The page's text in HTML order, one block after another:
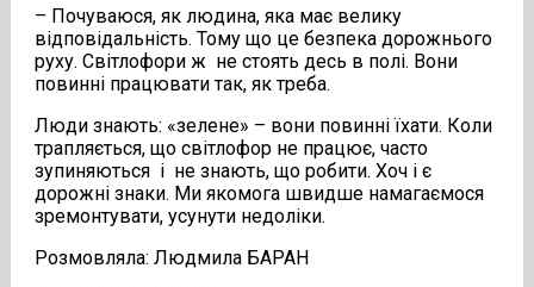
– Почуваюся, як людина, яка має велику
відповідальність. Тому що це безпека дорожнього
руху. Світлофори ж не стоять десь в полі. Вони
повинні працювати так, як треба.
Люди знають: «зелене» – вони повинні їхати. Коли
трапляється, що світлофор не працює, часто
зупиняються і не знають, що робити. Хоч і є
дорожні знаки. Ми якомога швидше намагаємося
зремонтувати, усунути недоліки.
Розмовляла: Людмила БАРАН